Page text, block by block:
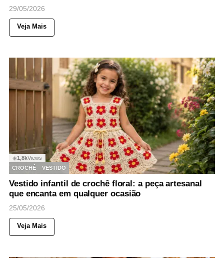
29/05/2026
Veja Mais
◉1,8kViews
CROCHÊ
VESTIDO
Vestido infantil de crochê floral: a peça artesanal
que encanta em qualquer ocasião
25/05/2026
Veja Mais